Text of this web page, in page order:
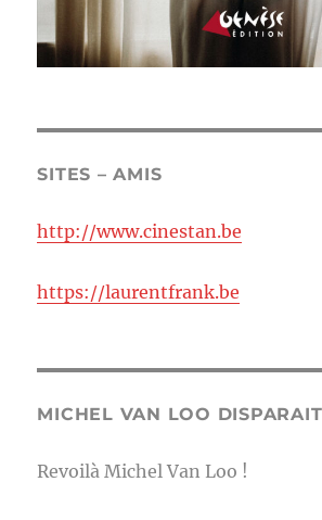
SITES – AMIS
http://www.cinestan.be
https://laurentfrank.be
MICHEL VAN LOO DISPARAIT
Revoilà Michel Van Loo !